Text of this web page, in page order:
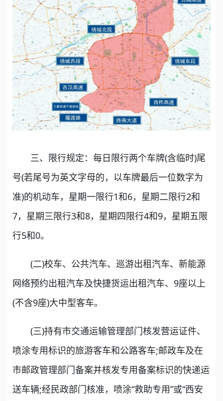
三、限行规定：每日限行两个车牌(含临时)尾
号(若尾号为英文字母的，以车牌最后一位数字为
准)的机动车，星期一限行1和6，星期二限行2和
7，星期三限行3和8，星期四限行4和9，星期五限
行5和0。
(二)校车、公共汽车、巡游出租汽车、新能源
网络预约出租汽车及快捷货运出租汽车、9座以上
(不含9座)大中型客车。
(三)持有市交通运输管理部门核发营运证件、
喷涂专用标识的旅游客车和公路客车;邮政车及在
市邮政管理部门备案并核发专用备案标识的快递运
送车辆;经民政部门核准，喷涂“救助专用”或“西安